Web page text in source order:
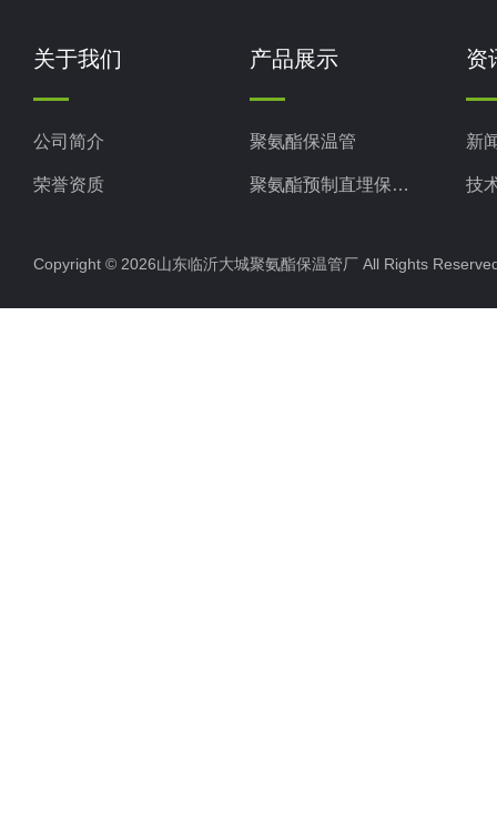
关于我们
公司简介
荣誉资质
产品展示
聚氨酯保温管
聚氨酯预制直埋保温管
聚氨酯发泡保温管
资
新
技
Copyright © 2026山东临沂大城聚氨酯保温管厂 All Rights